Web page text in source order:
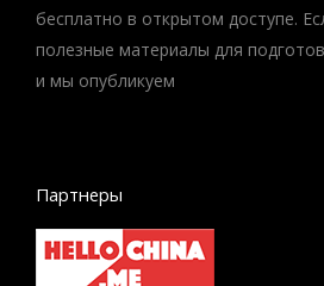
бесплатно в открытом доступе.
полезные материалы для
и мы опубликуем
Партнеры